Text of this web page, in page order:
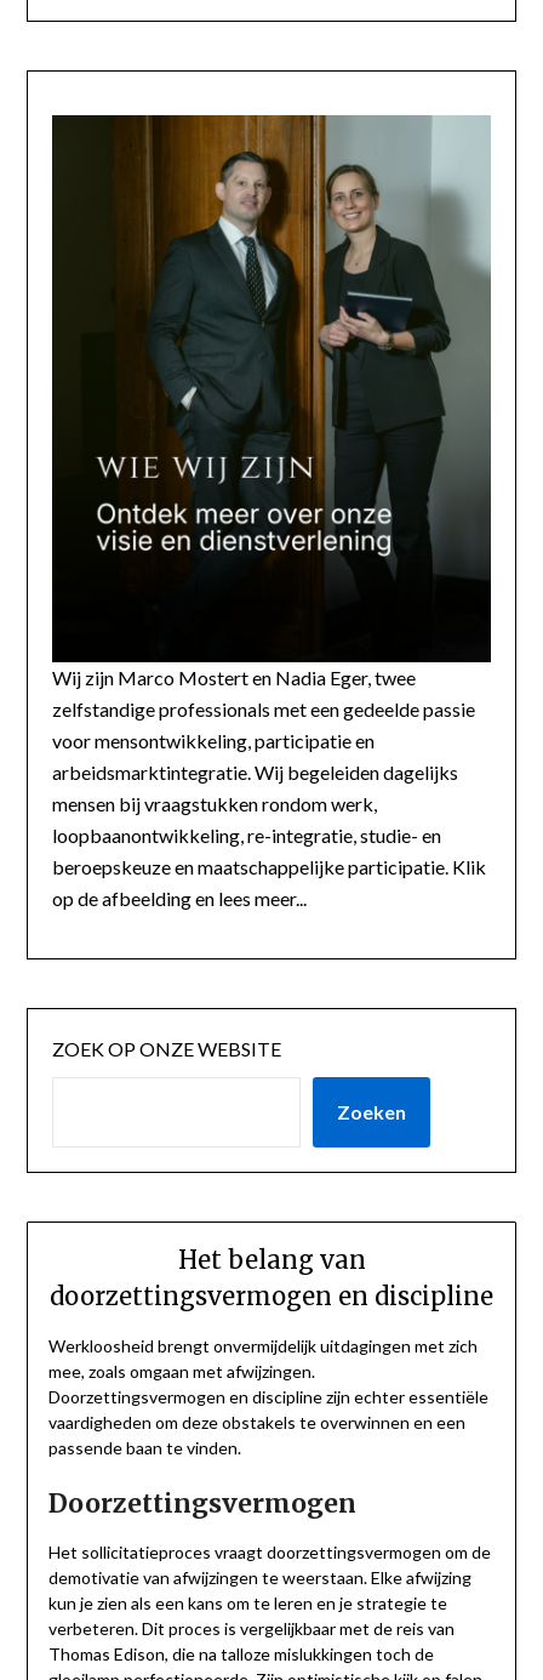
Wij zijn Marco Mostert en Nadia Eger, twee
zelfstandige professionals met een gedeelde passie
voor mensontwikkeling, participatie en
arbeidsmarktintegratie. Wij begeleiden dagelijks
mensen bij vraagstukken rondom werk,
loopbaanontwikkeling, re-integratie, studie- en
beroepskeuze en maatschappelijke participatie. Klik
op de afbeelding en lees meer...
ZOEK OP ONZE WEBSITE
Zoeken
Het belang van
doorzettingsvermogen en discipline
Werkloosheid brengt onvermijdelijk uitdagingen met zich
mee, zoals omgaan met afwijzingen.
Doorzettingsvermogen en discipline zijn echter essentiële
vaardigheden om deze obstakels te overwinnen en een
passende baan te vinden.
Doorzettingsvermogen
Het sollicitatieproces vraagt doorzettingsvermogen om de
demotivatie van afwijzingen te weerstaan. Elke afwijzing
kun je zien als een kans om te leren en je strategie te
verbeteren. Dit proces is vergelijkbaar met de reis van
Thomas Edison, die na talloze mislukkingen toch de